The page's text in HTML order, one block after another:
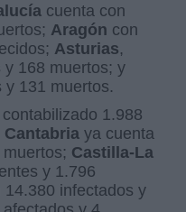
cuenta con
Aragón con
Asturias,
y 168 muertos; y
y 131 muertos.
contabilizado 1.988
Cantabria ya cuenta
Castilla-La
y 1.796
14.380 infectados y